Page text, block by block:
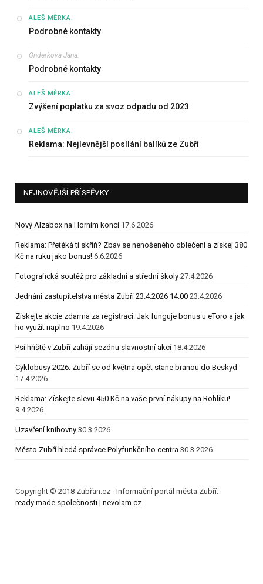
ALEŠ MĚRKA:
Podrobné kontakty
Onderkova Jana:
Podrobné kontakty
ALEŠ MĚRKA:
Zvýšení poplatku za svoz odpadu od 2023
ALEŠ MĚRKA:
Reklama: Nejlevnější posílání balíků ze Zubří
NEJNOVĚJŠÍ PŘÍSPĚVKY
Nový Alzabox na Horním konci 17.6.2026
Reklama: Přetéká ti skříň? Zbav se nenošeného oblečení a získej 380
Kč na ruku jako bonus! 6.6.2026
Fotografická soutěž pro základní a střední školy 27.4.2026
Jednání zastupitelstva města Zubří 23.4.2026 14:00 23.4.2026
Získejte akcie zdarma za registraci: Jak funguje bonus u eToro a jak
ho využít naplno 19.4.2026
Psí hřiště v Zubří zahájí sezónu slavnostní akcí 18.4.2026
Cyklobusy 2026: Zubří se od května opět stane branou do Beskyd
17.4.2026
Reklama: Získejte slevu 450 Kč na vaše první nákupy na Rohlíku!
9.4.2026
Uzavření knihovny 30.3.2026
Město Zubří hledá správce Polyfunkčního centra 30.3.2026
Copyright © 2018 Zubřan.cz - Informační portál města Zubří.
ready made společnosti | nevolam.cz